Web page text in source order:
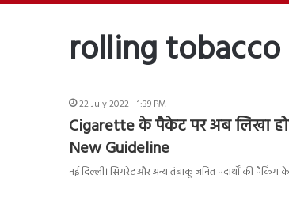
rolling tobacco
22 July 2022 - 1:39 PM
Cigarette के पैकेट पर अब लिखा
New Guideline
नई दिल्ली। सिगरेट और अन्य तंबाकू जनित पदार्थों की पैकिंग